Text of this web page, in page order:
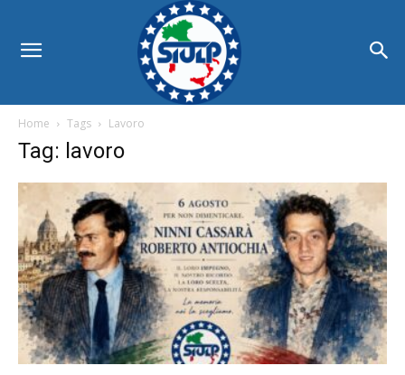
Home Tags Lavoro
Tag: lavoro